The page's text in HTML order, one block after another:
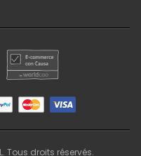
Tous droits réservés.